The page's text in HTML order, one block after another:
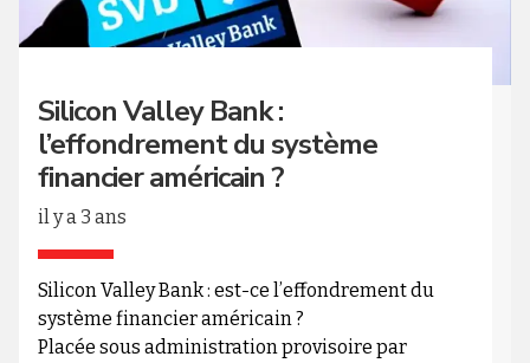
Silicon Valley Bank :
l’effondrement du système
financier américain ?
il y a 3 ans
Silicon Valley Bank : est-ce l’effondrement du
système financier américain ?
Placée sous administration provisoire par